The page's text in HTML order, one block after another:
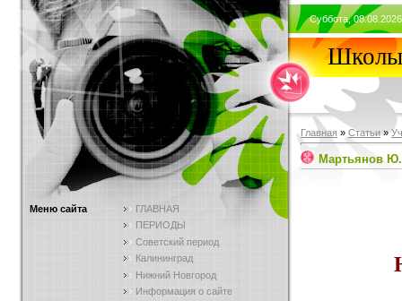
Меню сайта
ГЛАВНАЯ
ПЕРИОДЫ
Советский период
Калининград
Нижний Новгород
Информация о сайте
Суббота,
Школы
Главная » Статьи »
Мартьянов